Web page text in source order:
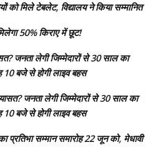
को मिले टेबलेट, विद्यालय ने किया सम्मानित
50% किराए में छूट!
जनता लेगी जिम्मेदारों से 30 साल का
10 बजे से होगी लाइव बहस
जनता लेगी जिम्मेदारों से 30 साल का
10 बजे से होगी लाइव बहस
प्रतिभा सम्मान समारोह 22 जून को, मेधावी